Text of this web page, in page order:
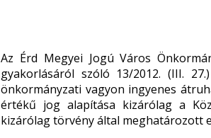
Az Érd Megyei Jogú Város
gyakorlásáról szóló 13/2012. (III.
önkormányzati vagyon ingyenes
értékű jog alapítása kizárólag a
kizárólag törvény által meghatározott